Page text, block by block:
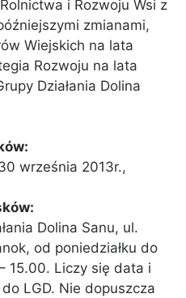
i Rozwoju Wsi z
zmianami,
Wiejskich na lata
Rozwoju na lata
Działania Dolina
września 2013r.,
Dolina Sanu, ul.
od poniedziałku do
15.00. Liczy się data i
LGD. Nie dopuszcza